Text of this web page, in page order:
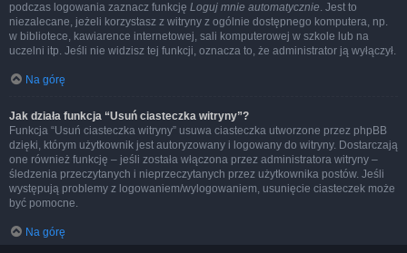
podczas logowania zaznacz funkcję Loguj mnie automatycznie. Jest to
niezalecane, jeżeli korzystasz z witryny z ogólnie dostępnego komputera, np.
w bibliotece, kawiarence internetowej, sali komputerowej w szkole lub na
uczelni itp. Jeśli nie widzisz tej funkcji, oznacza to, że administrator ją wyłączył.
Na górę
Jak działa funkcja “Usuń ciasteczka witryny”?
Funkcja “Usuń ciasteczka witryny” usuwa ciasteczka utworzone przez phpBB
dzięki, którym użytkownik jest autoryzowany i logowany do witryny. Dostarczają
one również funkcję – jeśli została włączona przez administratora witryny –
śledzenia przeczytanych i nieprzeczytanych przez użytkownika postów. Jeśli
występują problemy z logowaniem/wylogowaniem, usunięcie ciasteczek może
być pomocne.
Na górę